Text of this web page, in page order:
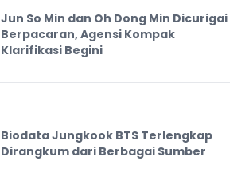
Jun So Min dan Oh Dong Min Dicurigai
Berpacaran, Agensi Kompak
Klarifikasi Begini
Biodata Jungkook BTS Terlengkap
Dirangkum dari Berbagai Sumber